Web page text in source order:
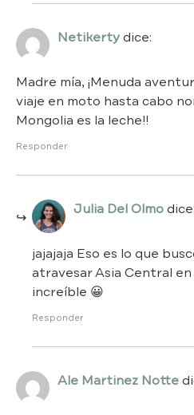
Netikertydice:
Madre mía, ¡Menuda
viaje en moto hasta cabo
Mongolia es la leche!!
Responder
Julia Del Olmodice:
jajajaja Eso es lo que
atravesar Asia Central
increíble 😀
Responder
Ale Martinez Notte